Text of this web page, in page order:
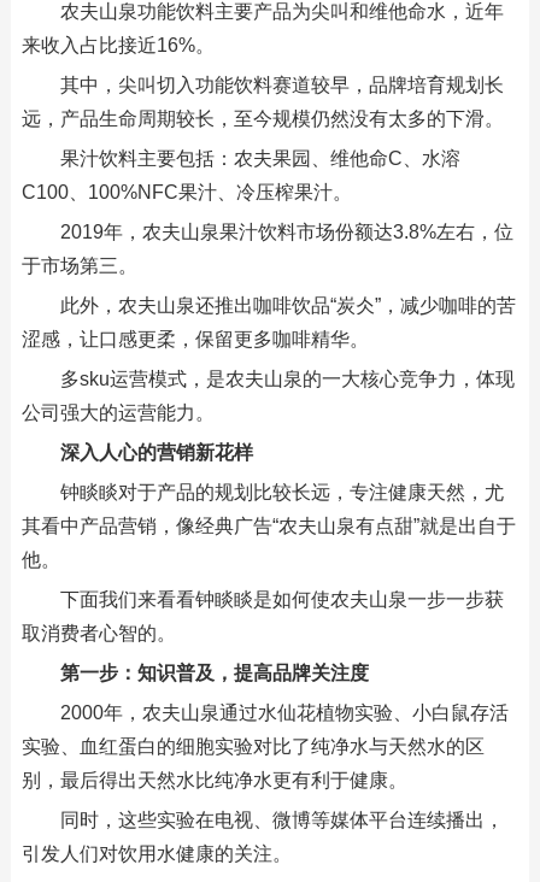
农夫山泉功能饮料主要产品为尖叫和维他命水，近年
来收入占比接近16%。
其中，尖叫切入功能饮料赛道较早，品牌培育规划长
远，产品生命周期较长，至今规模仍然没有太多的下滑。
果汁饮料主要包括：农夫果园、维他命C、水溶
C100、100%NFC果汁、冷压榨果汁。
2019年，农夫山泉果汁饮料市场份额达3.8%左右，位
于市场第三。
此外，农夫山泉还推出咖啡饮品“炭仌”，减少咖啡的苦
涩感，让口感更柔，保留更多咖啡精华。
多sku运营模式，是农夫山泉的一大核心竞争力，体现
公司强大的运营能力。
深入人心的营销新花样
钟睒睒对于产品的规划比较长远，专注健康天然，尤
其看中产品营销，像经典广告“农夫山泉有点甜”就是出自于
他。
下面我们来看看钟睒睒是如何使农夫山泉一步一步获
取消费者心智的。
第一步：知识普及，提高品牌关注度
2000年，农夫山泉通过水仙花植物实验、小白鼠存活
实验、血红蛋白的细胞实验对比了纯净水与天然水的区
别，最后得出天然水比纯净水更有利于健康。
同时，这些实验在电视、微博等媒体平台连续播出，
引发人们对饮用水健康的关注。